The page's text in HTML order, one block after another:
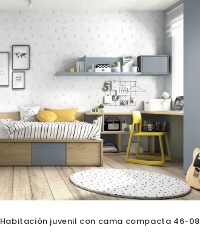
Habitación juvenil con cama compacta 46-08